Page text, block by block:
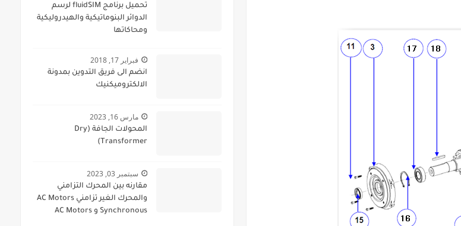
تحميل برنامج fluidSIM لرسم
الدوائر البنوماتيكية والهيدروليكية
ومحاكاتها
فبراير 17, 2018
انضم الى فريق التدوين بمدونة
الالكتروميكنيك
مارس 16, 2023
المحولات الجافة (Dry
Transformer)
سبتمبر 03, 2023
مقارنه بين المحرك التزامني
والمحرك الغير تزامني AC Motors
Synchronous و AC Motors